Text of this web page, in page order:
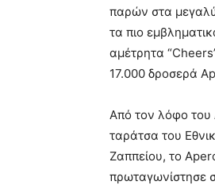
παρών στα
τα πιο
αμέτρητα
17.000 δροσερά
Από τον λόφο του
ταράτσα του
Ζαππείου, το
πρωταγωνίστησε